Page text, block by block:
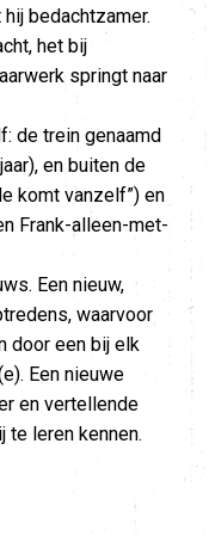
bedachtzamer.
het bij
springt naar
de trein genaamd
en buiten de
komt vanzelf”) en
Frank-alleen-met-
Een nieuw,
waarvoor
door een bij elk
Een nieuwe
en vertellende
te leren kennen.